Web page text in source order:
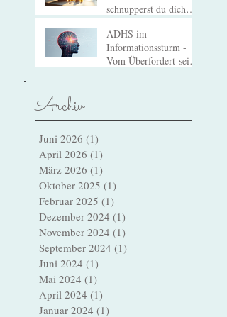
Die besten Düfte für
schnupperst du dich
zum Erfolg!
ADHS im
Archiv
Juni 2026 (1)1 Beitrag
April 2026 (1) 1 Beitrag
März 2026 (1)1 Beitrag
Oktober 2025 (1)1 Beitrag
Februar 2025 (1)1 Beitrag
Dezember 2024 (1)1 Beitrag
November 2024
September 2024
Juni 2024 (1)1 Beitrag
Mai 2024 (1) 1 Beitrag